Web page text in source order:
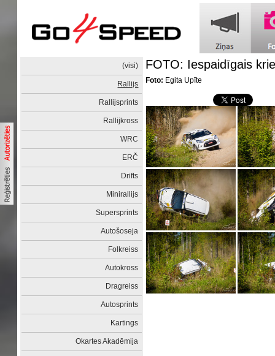
(visi)
Rallijs
Rallijsprints
Rallijkross
WRC
ERČ
Drifts
Minirallijs
Supersprints
Autošoseja
Folkreiss
Autokross
Dragreiss
Autosprints
Kartings
Okartes Akadēmija
FOTO: Iespaidīgais
Foto: Egita Upīte